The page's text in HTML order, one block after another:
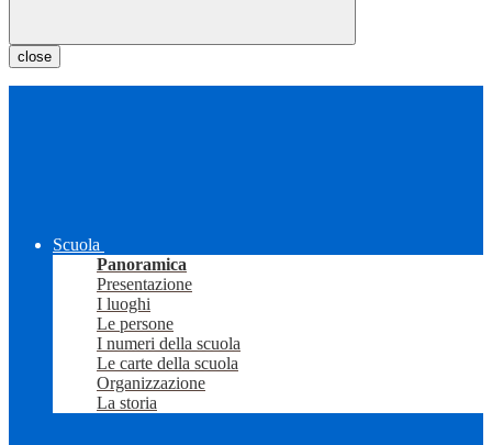
close
Scuola
Panoramica
Presentazione
I luoghi
Le persone
I numeri della scuola
Le carte della scuola
Organizzazione
La storia